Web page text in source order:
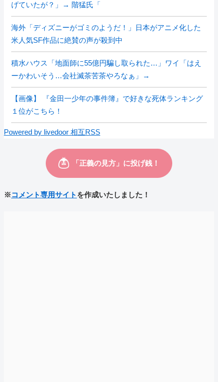
げていたが？」→ 階猛氏「
海外「ディズニーがゴミのようだ！」日本がアニメ化した
米人気SF作品に絶賛の声が殺到中
積水ハウス「地面師に55億円騙し取られた…」ワイ「はえ
ーかわいそう…会社滅茶苦茶やろなぁ」→
【画像】 『金田一少年の事件簿』で好きな死体ランキング
１位がこちら！
Powered by livedoor 相互RSS
※コメント専用サイト を作成いたしました！